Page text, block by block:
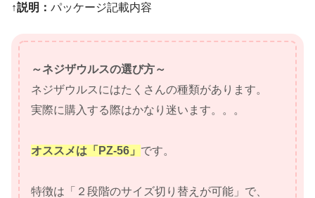
↑説明： パッケージ記載内容
～ネジザウルスの選び方～
ネジザウルスにはたくさんの種類があります。
実際に購入する際はかなり迷います。。。
オススメは「PZ-56」 です。
特徴は「２段階のサイズ切り替えが可能」で、